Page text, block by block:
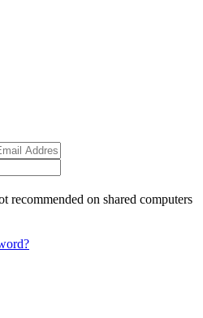
recommended on shared computers